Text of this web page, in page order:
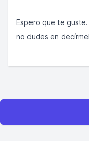
Espero que te guste.
no dudes en